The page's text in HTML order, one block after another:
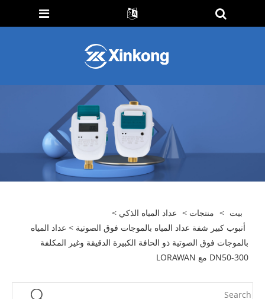
بيت > منتجات > عداد المياه الذكي >
أنبوب كبير شفة عداد المياه بالموجات فوق الصوتية > عداد المياه
بالموجات فوق الصوتية ذو الحافة الكبيرة الدقيقة وغير المكلفة
DN50-300 مع LORAWAN